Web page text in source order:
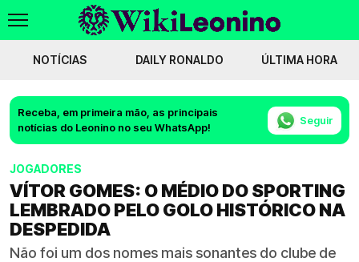
NOTÍCIAS DAILY RONALDO ÚLTIMA HORA
Receba, em primeira mão, as principais
notícias do Leonino no seu WhatsApp!
Seguir
JOGADORES
VÍTOR GOMES: O MÉDIO DO SPORTING
LEMBRADO PELO GOLO HISTÓRICO NA
DESPEDIDA
Não foi um dos nomes mais sonantes do clube de